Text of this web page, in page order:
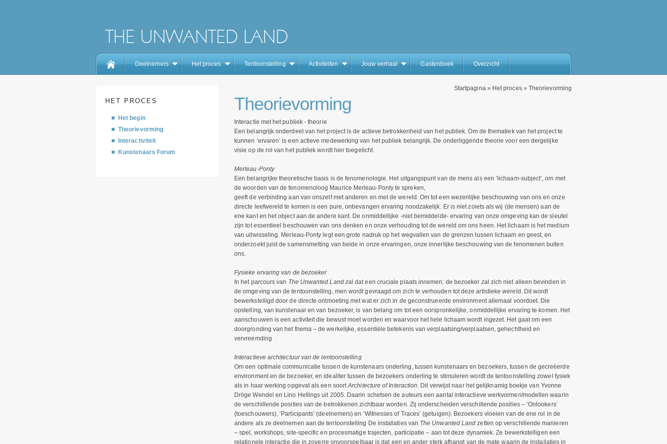
Deelnemers Het proces Tentoonstelling Activiteiten Jouw verhaal Gastenboek Overzicht
HET PROCES
Het begin
Theorievorming
Interactiviteit
Kunstenaars Forum
Startpagina» Het proces» Theorievorming
Theorievorming
Interactie met het publiek - theorie
Een belangrijk onderdeel van het project is de actieve betrokkenheid van het publiek. Om de thematiek van het project te
kunnen ‘ervaren’ is een actieve medewerking van het publiek belangrijk. De onderliggende theorie voor een dergelijke
visie op de rol van het publiek wordt hier toegelicht.
Merleau-Ponty
Een belangrijke theoretische basis is de fenomenologie. Het uitgangspunt van de mens als een ‘lichaam-subject’, om met
de woorden van de fenomenoloog Maurice Merleau-Ponty te spreken,
geeft de verbinding aan van onszelf met anderen en met de wereld. Om tot een wezenlijke beschouwing van ons en onze
directe leefwereld te komen is een pure, onbevangen ervaring noodzakelijk. Er is niet zoiets als wij (de mensen) aan de
ene kant en het object aan de andere kant. De onmiddellijke -niet bemiddelde- ervaring van onze omgeving kan de sleutel
zijn tot essentieel beschouwen van ons denken en onze verhouding tot de wereld om ons heen. Het lichaam is het medium
van uitwisseling. Merleau-Ponty legt een grote nadruk op het wegvallen van de grenzen tussen lichaam en geest, en
onderzoekt juist de samensmelting van beide in onze ervaringen, onze innerlijke beschouwing van de fenomenen buiten
ons.
Fysieke ervaring van de bezoeker
In het parcours van The Unwanted Landzal dat een cruciale plaats innemen; de bezoeker zal zich niet alleen bevinden in
de omgeving van de tentoonstelling, men wordt gevraagd om zich te verhouden tot deze artistieke wereld. Dit wordt
bewerkstelligd door de directe ontmoeting met wat er zich in de geconstrueerde environment allemaal voordoet. Die
opstelling, van kunstenaar en van bezoeker, is van belang om tot een oorspronkelijke, onmiddellijke ervaring te komen. Het
aanschouwen is een activiteit die bewust moet worden en waarvoor het hele lichaam wordt ingezet. Het gaat om een
doorgronding van het thema – de werkelijke, essentiële betekenis van verplaatsing/verplaatsen, gehechtheid en
vervreemding
Interactieve architectuur van de tentoonstelling
Om een optimale communicatie tussen de kunstenaars onderling, tussen kunstenaars en bezoekers, tussen de gecreëerde
environment en de bezoeker, en idealiter tussen de bezoekers onderling te stimuleren wordt de tentoonstelling zowel fysiek
als in haar werking opgevat als een soortArchitecture of Interaction. Dit verwijst naar het gelijknamig boekje van Yvonne
Dröge Wendel en Lino Hellings uit 2005. Daarin schetsen de auteurs een aantal interactieve werkvormen/modellen waarin
de verschillende posities van de betrokkenen zichtbaar worden. Zij onderscheiden verschillende posities – ‘Onlookers’
(toeschouwers), ‘Participants’ (deelnemers) en ‘Witnesses of Traces’ (getuigen). Bezoekers vloeien van de ene rol in de
andere als ze deelnemen aan de tentoonstelling De installaties van The Unwanted Land zetten op verschillende manieren
– spel, workshops, site-specific en procesmatige trajecten, participatie – aan tot deze dynamiek. Ze bewerkstelligen een
relationele interactie die in zoverre onvoorspelbaar is dat een en ander sterk afhangt van de mate waarin de installaties in